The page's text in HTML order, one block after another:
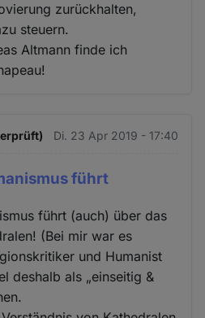
zurückhalten,
steuern.
Altmann finde ich
Di. 23 Apr 2019 - 17:40
führt
führt (auch) über das
(Bei mir war es
und Humanist
deshalb als „einseitig &